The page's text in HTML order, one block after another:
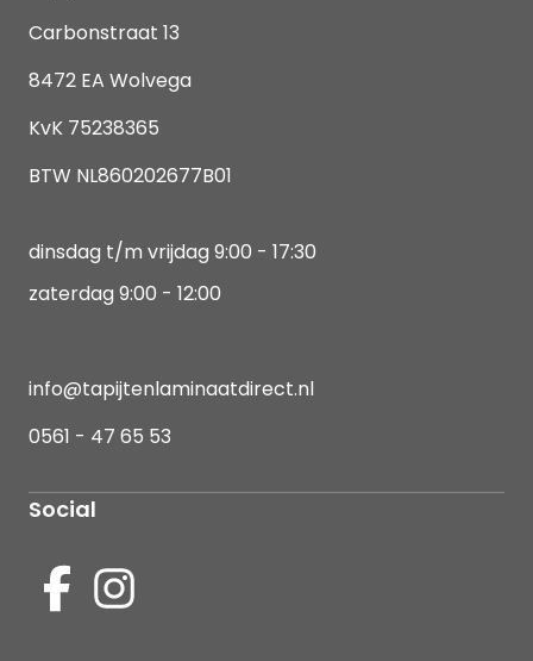
Carbonstraat 13
8472 EA Wolvega
KvK 75238365
BTW NL860202677B01
dinsdag t/m vrijdag 9:00 - 17:30
zaterdag 9:00 - 12:00
info@tapijtenlaminaatdirect.nl
0561 - 47 65 53
Social